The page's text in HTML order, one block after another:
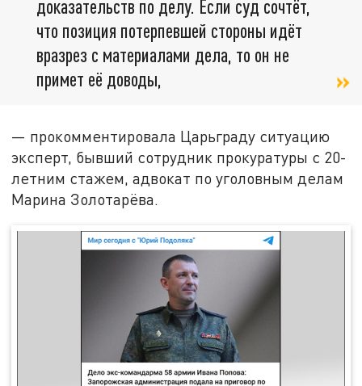
доказательств по делу. Если суд сочтёт,
что позиция потерпевшей стороны идёт
вразрез с материалами дела, то он не
примет её доводы,
— прокомментировала Царьграду ситуацию
эксперт, бывший сотрудник прокуратуры с 20-
летним стажем, адвокат по уголовным делам
Марина Золотарёва.